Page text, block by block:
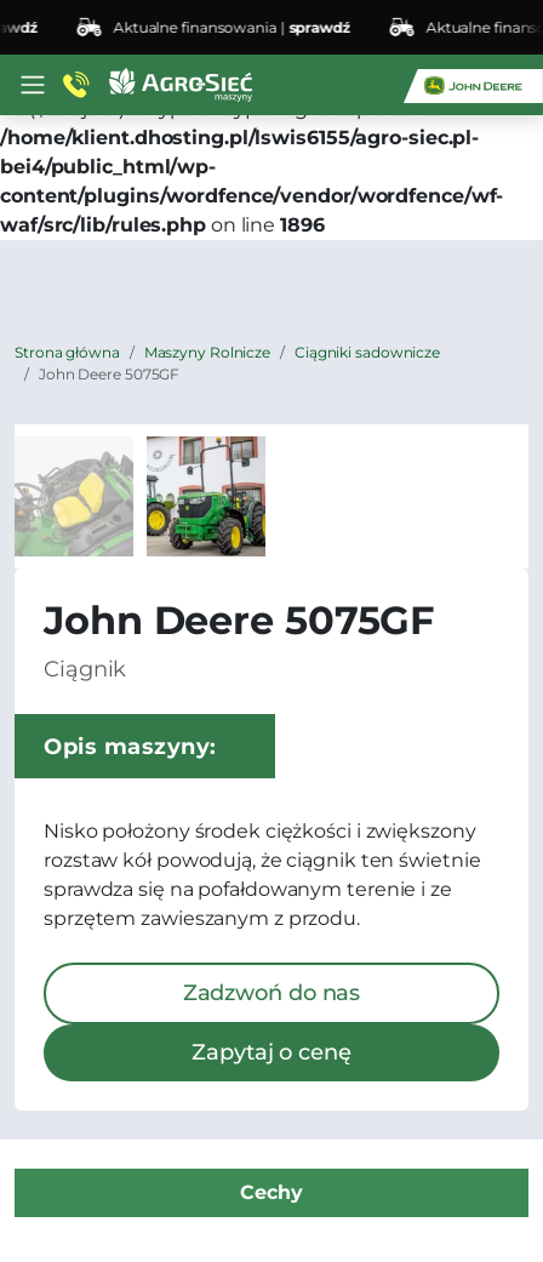
Deprecated: preg_replace(): Passing null to parameter
#3 ($subject) of type array|string is deprecated in
/home/klient.dhosting.pl/lswis6155/agro-siec.pl-
bei4/public_html/wp-
content/plugins/wordfence/vendor/wordfence/wf-
waf/src/lib/rules.phpon line1896
Aktualne finansowania |sprawdź Aktualne
Strona główna Maszyny Rolnicze
Ciągniki sadownicze
John Deere 5075GF
John Deere 5075GF
Ciągnik
Opis maszyny:
Nisko położony środek ciężkości i zwiększony
rozstaw kół powodują, że ciągnik ten świetnie
sprawdza się na pofałdowanym terenie i ze
sprzętem zawieszanym z przodu.
Zadzwoń do nas
Zapytaj o cenę
Cechy